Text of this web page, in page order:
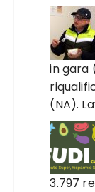
in gara
(NA).
3.797